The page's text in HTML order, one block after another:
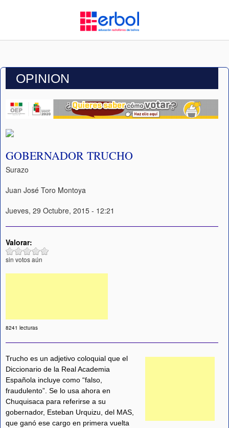
OPINION
GOBERNADOR TRUCHO
Surazo
Juan José Toro Montoya
Jueves, 29 Octubre, 2015 - 12:21
Valorar:
sin votos aún
8241 lecturas
Trucho es un adjetivo coloquial que el
Diccionario de la Real Academia
Española incluye como “falso,
fraudulento”. Se lo usa ahora en
Chuquisaca para referirse a su
gobernador, Esteban Urquizu, del MAS,
que ganó ese cargo en primera vuelta